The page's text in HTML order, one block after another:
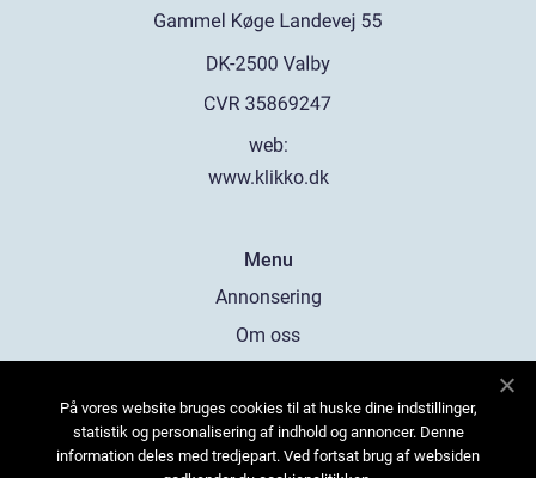
web:
www.klikko.dk
Menu
Annonsering
Om oss
Kontakta oss
Sitemap
På vores website bruges cookies til at huske dine indstillinger,
statistik og personalisering af indhold og annoncer. Denne
information deles med tredjepart. Ved fortsat brug af websiden